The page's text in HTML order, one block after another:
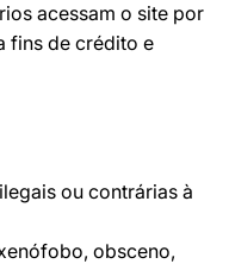
acessam o site por
fins de crédito e
ou contrárias à
obsceno,